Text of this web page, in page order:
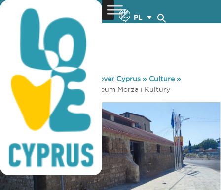
PL
You are here: Home »Discover Cyprus » Culture»
Museums & Galleries» Muzeum Morza i Kultury